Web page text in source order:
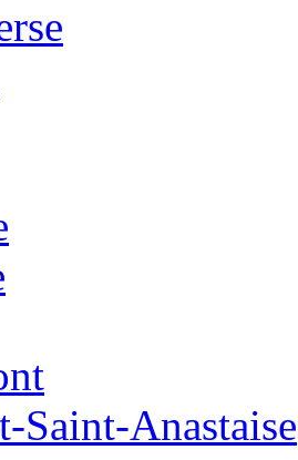
Saint-Anastaise